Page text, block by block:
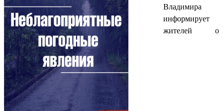
Владимира
информирует
жителей о